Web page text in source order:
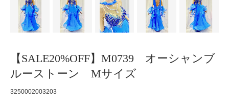
【SALE20%OFF】M0739 オーシャンブ
ルーストーン Mサイズ
3250002003203